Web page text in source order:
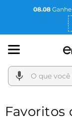
08.08Ganhe
O que você
Favoritos